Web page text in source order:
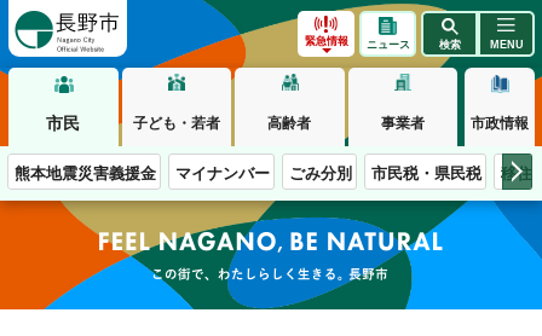
緊急情報 ニュース 検索 MENU
市民 子ども・若者 高齢者 事業者 市政情報
熊本地震災害義援金 マイナンバー ごみ分別 市民税・県民税 移住
この街で、わたしらしく生きる。長野市